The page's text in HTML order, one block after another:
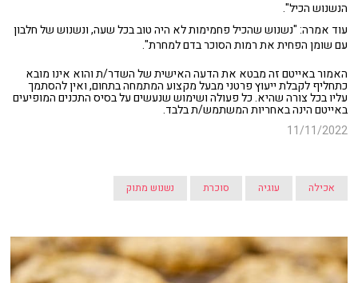
הנשנוש הכיל".
עוד אמרה: "נשנוש שהכיל פחמימות לא היה טוב בכל שעה, ונשנוש של חלבון
עם שומן הפחית את רמות הסוכר בדם למחרת".
האמור באייטם זה מבטא את הדעה האישית של השדר/ת והוא אינו מובא
כתחליף לקבלת ייעוץ פרטני מבעל מקצוע המתמחה בתחום, ואין להסתמך
עליו בכל צורה שהיא. כל פעולה ושימוש שנעשים על בסיס התכנים המופיעים
באייטם הינה באחריות המשתמש/ת בלבד.
11/11/2022
אכילה עוגיה סוכרת נשנוש מתוק